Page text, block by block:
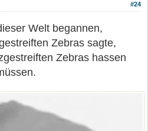
#24
Welt begannen,
Zebras sagte,
Zebras hassen